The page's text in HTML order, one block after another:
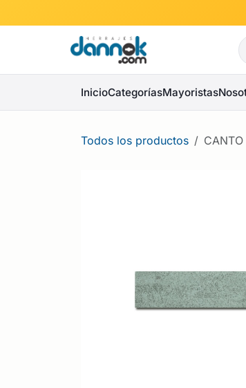
InicioCategoríasMayoristas
Todos los productos